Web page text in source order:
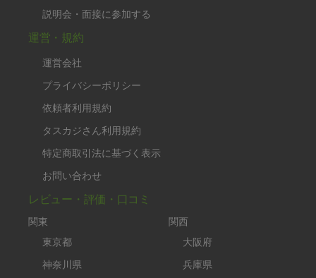
説明会・面接に参加する
運営・規約
運営会社
プライバシーポリシー
依頼者利用規約
タスカジさん利用規約
特定商取引法に基づく表示
お問い合わせ
レビュー・評価・口コミ
関東
東京都
神奈川県
関西
大阪府
兵庫県